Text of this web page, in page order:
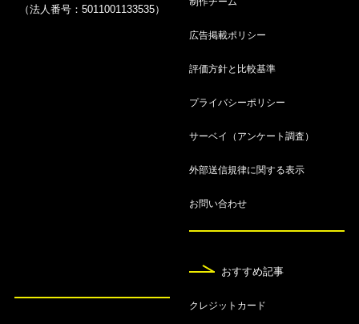
クレジットカードおすすめ人気ランキング36選！
【2026年8月最新】クレジットカード最強の2枚の
仮想通貨取引所おすすめ16選！人気比較ランキン
（法人番号：5011001133535）
広告掲載ポリシー
評価方針と比較基準
プライバシーポリシー
サーベイ（アンケート調査）
外部送信規律に関する表示
お問い合わせ
おすすめ記事
クレジットカード